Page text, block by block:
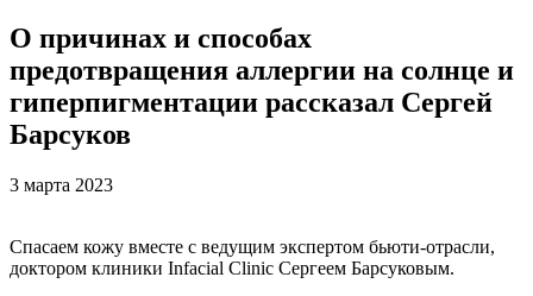
О причинах и способах
предотвращения аллергии на солнце и
гиперпигментации рассказал Сергей
Барсуков
3 марта 2023
Спасаем кожу вместе с ведущим экспертом бьюти-отрасли,
доктором клиники Infacial Clinic Сергеем Барсуковым.